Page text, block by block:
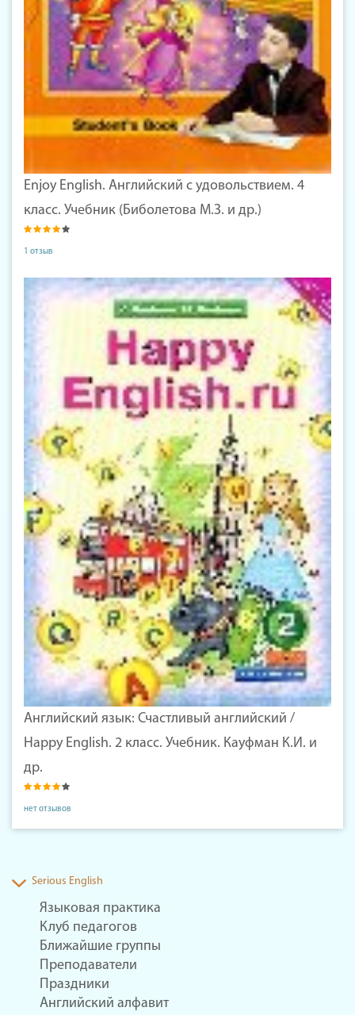
Enjoy English. Английский с удовольствием. 4
класс. Учебник (Биболетова М.З. и др.)
1 отзыв
Английский язык: Счастливый английский /
Happy English. 2 класс. Учебник. Кауфман К.И. и
др.
нет отзывов
Serious English
Языковая практика
Клуб педагогов
Ближайшие группы
Преподаватели
Праздники
Английский алфавит